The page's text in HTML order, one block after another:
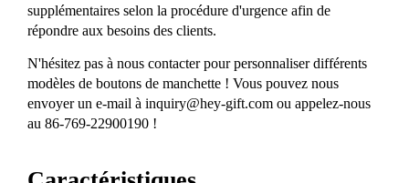
supplémentaires selon la procédure d'urgence afin de
répondre aux besoins des clients.
N'hésitez pas à nous contacter pour personnaliser différents
modèles de boutons de manchette ! Vous pouvez nous
envoyer un e-mail à inquiry@hey-gift.comou appelez-nous
au 86-769-22900190 !